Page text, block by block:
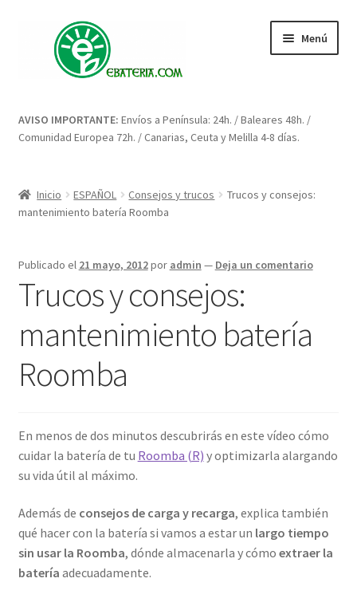
contenido
Menú
Blog: artículos y consejos
Contacto
Enova Bateria para Roomba
Pedido
AVISO IMPORTANTE: Envíos a Península: 24h. / Baleares 48h. /
Comunidad Europea 72h. / Canarias, Ceuta y Melilla 4-8 días.
Inicio ESPAÑOL Consejos y trucos
Trucos y consejos:
mantenimiento batería Roomba
Publicado el 21 mayo, 2012por admin — Deja un comentario
Trucos y consejos:
mantenimiento batería
Roomba
En menos de dos minutos descubrirás en este vídeo cómo
cuidar la batería de tu Roomba (R) y optimizarla alargando
su vida útil al máximo.
Además de consejos de carga y recarga, explica también
qué hacer con la batería si vamos a estar un largo tiempo
sin usar la Roomba, dónde almacenarla y cómo extraer la
batería adecuadamente.